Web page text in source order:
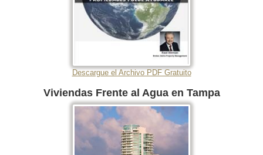
Descargue el Archivo PDF Gratuito
Viviendas Frente al Agua en Tampa